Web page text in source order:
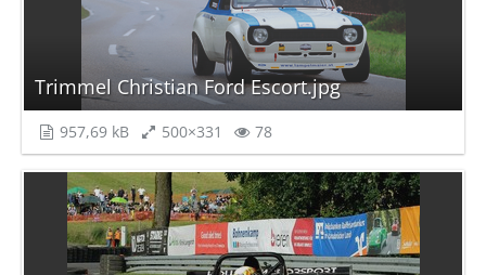
Trimmel Christian Ford Escort.jpg
957,69 kB 500×331 78